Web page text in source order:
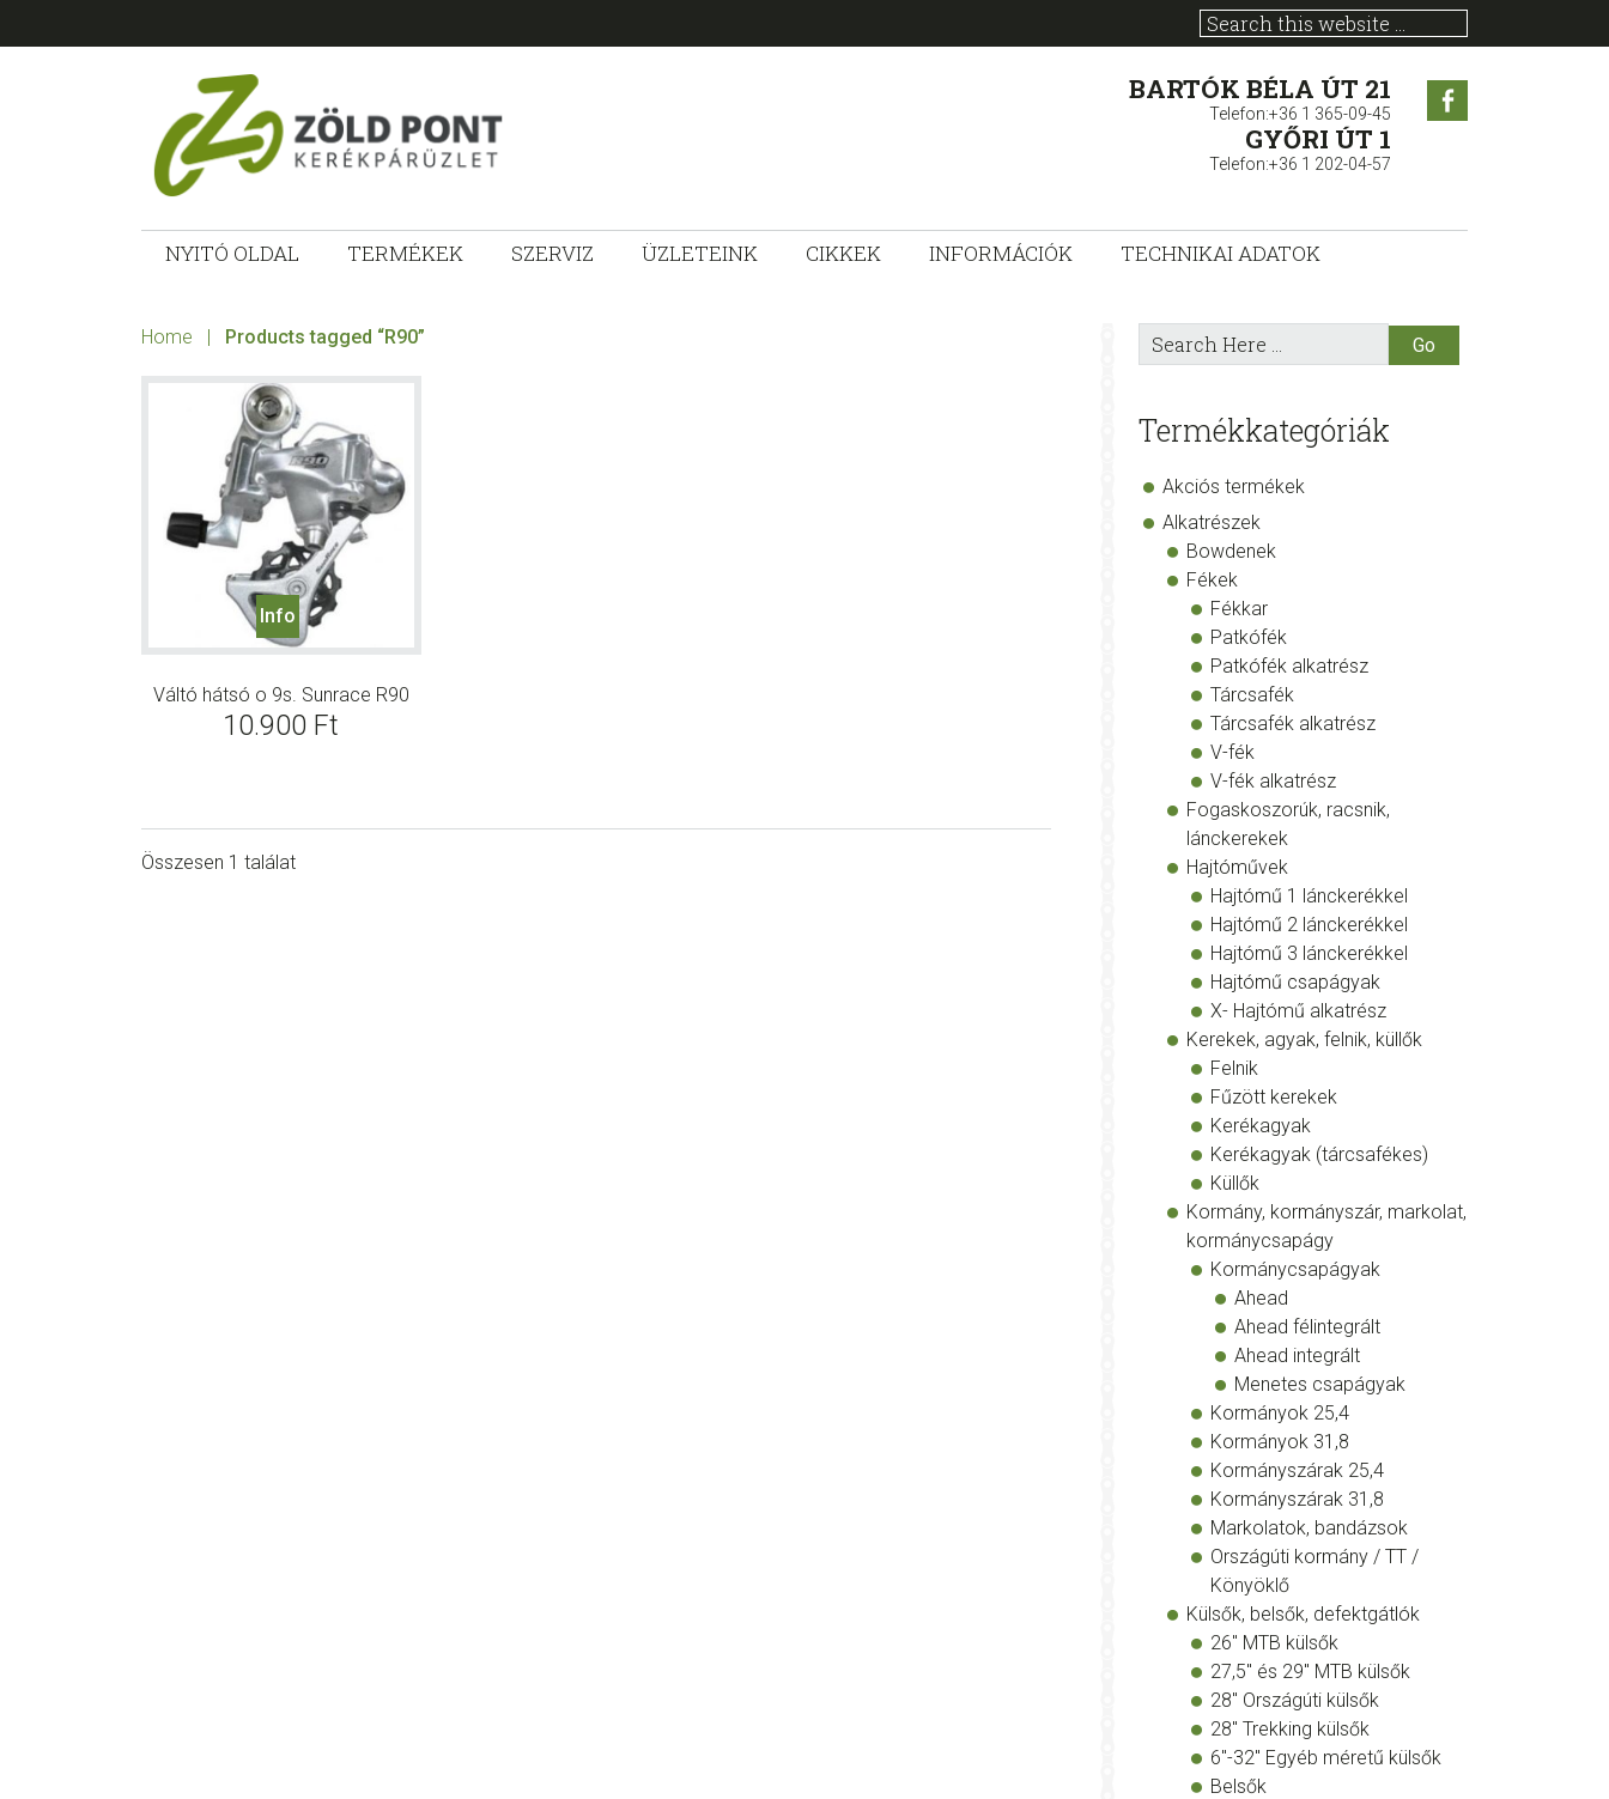
to
to
to
to
ZÖLD
KERÉKPÁRÜZLET
mindenkinek!
BARTÓK BÉLA ÚT 21
Telefon:+36 1 365-09-45
GYŐRI ÚT 1
Telefon:+36 1 202-04-57
NYITÓ OLDAL TERMÉKEK SZERVIZ ÜZLETEINK CIKKEK INFORMÁCIÓK TECHNIKAI ADATOK
Home | Products tagged “R90”
Info
Váltó hátsó o 9s. Sunrace R90
10.900 Ft
Összesen 1 találat
sidebar
Store
Sidebar
Search
Here
Termékkategóriák
Akciós termékek
Alkatrészek
Bowdenek
Fékek
Fékkar
Patkófék
Patkófék alkatrész
Tárcsafék
Tárcsafék alkatrész
V-fék
V-fék alkatrész
Fogaskoszorúk, racsnik,
lánckerekek
Hajtóművek
Hajtómű 1 lánckerékkel
Hajtómű 2 lánckerékkel
Hajtómű 3 lánckerékkel
Hajtómű csapágyak
X- Hajtómű alkatrész
Kerekek, agyak, felnik, küllők
Felnik
Fűzött kerekek
Kerékagyak
Kerékagyak (tárcsafékes)
Küllők
Kormány, kormányszár, markolat,
kormánycsapágy
Kormánycsapágyak
Ahead
Ahead félintegrált
Ahead integrált
Menetes csapágyak
Kormányok 25,4
Kormányok 31,8
Kormányszárak 25,4
Kormányszárak 31,8
Markolatok, bandázsok
Országúti kormány / TT /
Könyöklő
Külsők, belsők, defektgátlók
26" MTB külsők
27,5" és 29" MTB külsők
28" Országúti külsők
28" Trekking külsők
6"-32" Egyéb méretű külsők
Belsők